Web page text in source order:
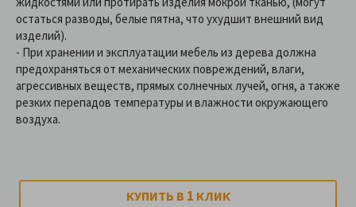
остаться разводы, белые пятна, что ухудшит внешний вид
изделий).
- При хранении и эксплуатации мебель из дерева должна
предохраняться от механических повреждений, влаги,
агрессивных веществ, прямых солнечных лучей, огня, а также
резких перепадов температуры и влажности окружающего
воздуха.
КУПИТЬ В 1 КЛИК